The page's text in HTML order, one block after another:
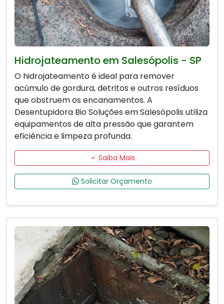
Hidrojateamento em Salesópolis - SP
O hidrojateamento é ideal para remover
acúmulo de gordura, detritos e outros resíduos
que obstruem os encanamentos. A
Desentupidora Bio Soluções em Salesópolis utiliza
equipamentos de alta pressão que garantem
eficiência e limpeza profunda.
Saiba Mais
Solicitar Orçamento